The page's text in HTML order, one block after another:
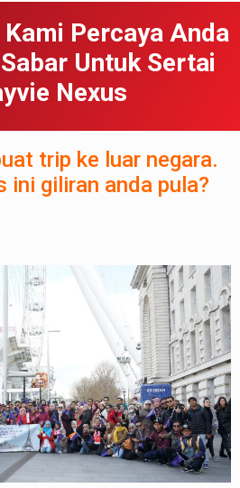
Percaya Anda
Untuk Sertai
Nexus
trip ke luar negara.
ini giliran anda pula?